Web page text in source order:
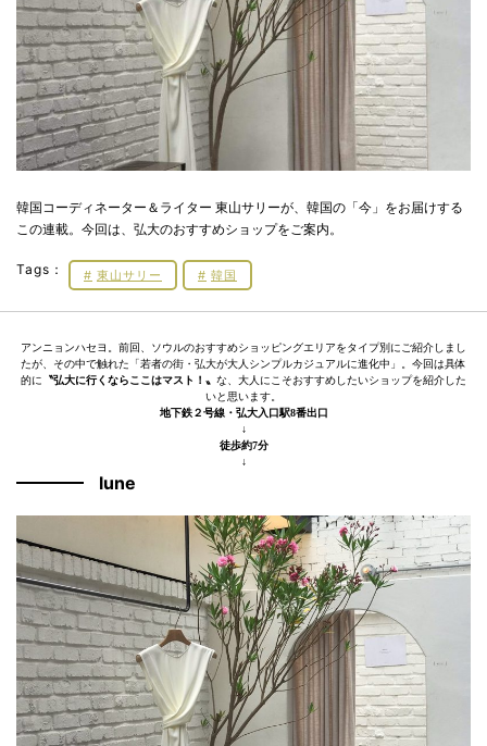
韓国コーディネーター＆ライター 東山サリーが、韓国の「今」をお届けする
この連載。今回は、弘大のおすすめショップをご案内。
Tags： 東山サリー 韓国
アンニョンハセヨ。前回、ソウルのおすすめショッピングエリアをタイプ別にご紹介しまし
たが、その中で触れた「若者の街・弘大が大人シンプルカジュアルに進化中」。今回は具体
的に 〝弘大に行くならここはマスト！〟 な、大人にこそおすすめしたいショップを紹介した
いと思います。
地下鉄２号線・弘大入口駅8番出口
↓
徒歩約7分
↓
lune